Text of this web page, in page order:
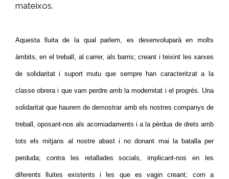
mateixos.
Aquesta lluita de la qual parlem, es desenvoluparà en molts
àmbits, en el treball, al carrer, als barris; creant i teixint les xarxes
de solidaritat i suport mutu que sempre han caracteritzat a la
classe obrera i que vam perdre amb la modernitat i el progrés. Una
solidaritat que haurem de demostrar amb els nostres companys de
treball, oposant-nos als acomiadaments i a la pèrdua de drets amb
tots els mitjans al nostre abast i no donant mai la batalla per
perduda; contra les retallades socials, implicant-nos en les
diferents lluites existents i les que es vagin creant; com a